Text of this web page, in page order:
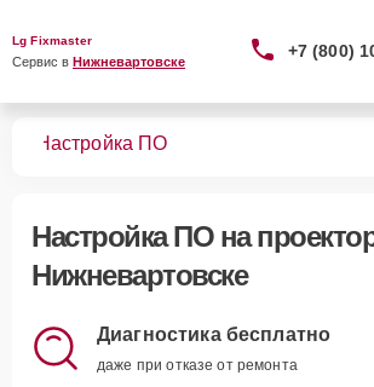
Lg Fixmaster
Сервис в Нижневартовске
+7 (800)
Настройка ПО
Настройка ПОна
Нижневартовске
Диагностика бесплатно
даже при отказе от ремонта